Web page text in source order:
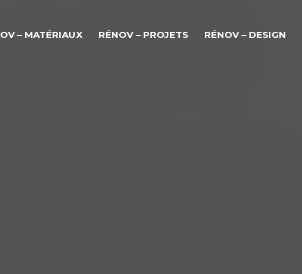
– MATÉRIAUX RÉNOV – PROJETS RÉNOV – DESIGN